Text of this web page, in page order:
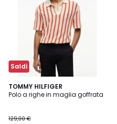
Saldi
TOMMY HILFIGER
Polo a righe in maglia goffrata
129,00 €